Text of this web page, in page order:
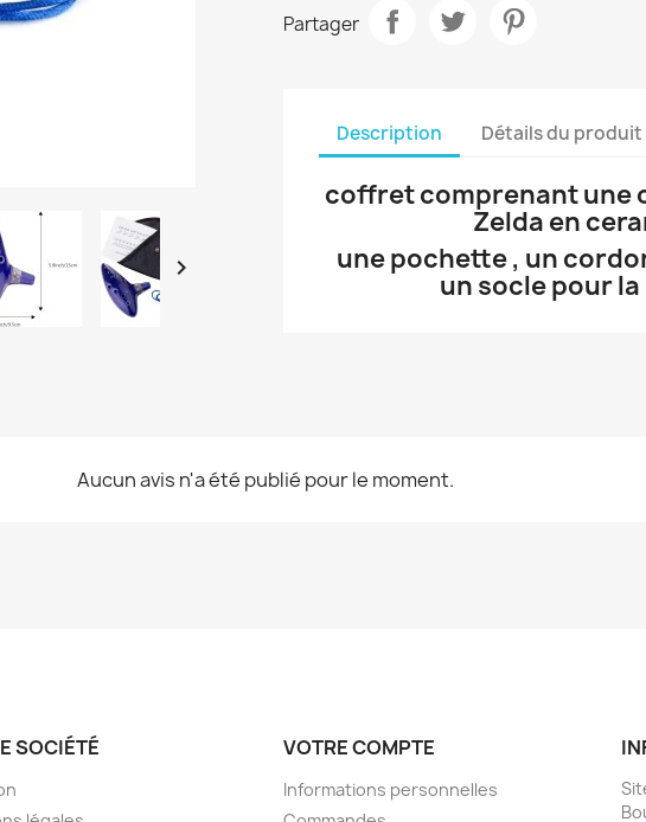

Partager
Description Détails du produit
coffret comprenant une
Zelda en
une pochette , un
un socle pour
Aucun avis n'a été publié pour le moment.
SOCIÉTÉ VOTRE COMPTE
Informations personnelles